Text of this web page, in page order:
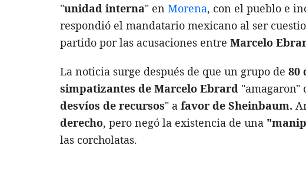
"unidad interna" en Morena, con el pueblo e
respondió el mandatario mexicano al ser
partido por las acusaciones entre Marcelo
La noticia surge después de que un grupo de 80
simpatizantes de Marcelo Ebrard "amagaron"
desvíos de recursos" a favor de Sheinbaum.
derecho, pero negó la existencia de una
las corcholatas.